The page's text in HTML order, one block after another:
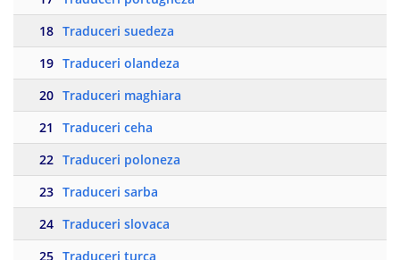
18 Traduceri suedeza
19 Traduceri olandeza
20 Traduceri maghiara
21
Traduceri ceha
22 Traduceri poloneza
23 Traduceri sarba
24 Traduceri slovaca
25 Traduceri turca